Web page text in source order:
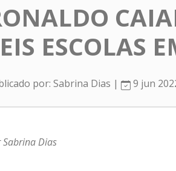
ESCOLAS
por: Sabrina Dias | 9 jun
Sabrina Dias